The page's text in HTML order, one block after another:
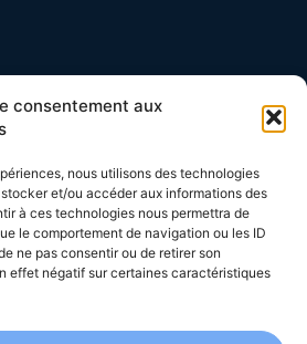
consentement aux
nous utilisons des technologies
et/ou accéder aux informations des
à ces technologies nous permettra de
le comportement de navigation ou les ID
ne pas consentir ou de retirer son
effet négatif sur certaines caractéristiques